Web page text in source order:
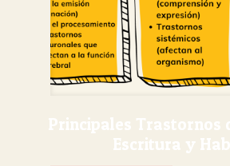
Principales Trastornos
Escritura y